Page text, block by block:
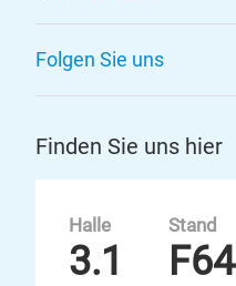
Folgen Sie uns
Finden Sie uns hier
Halle
3.1
Stand
F64